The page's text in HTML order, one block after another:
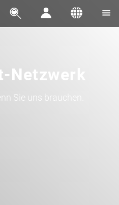
   
Netzwerk
Sie uns brauchen.